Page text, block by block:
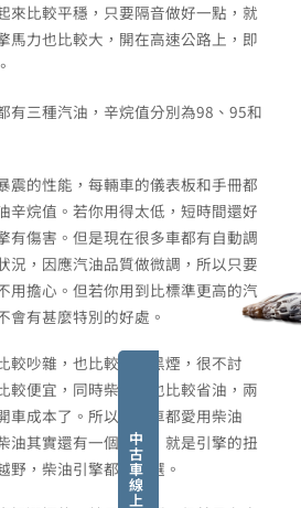
中
古
車
線
上
來比較平穩，只要隔音做好一點，就
馬力也比較大，開在高速公路上，即
有三種汽油，辛烷值分別為98、95和
震的性能，每輛車的儀表板和手冊都
辛烷值。若你用得太低，短時間還好
有傷害。但是現在很多車都有自動調
況，因應汽油品質做微調，所以只要
用擔心。但若你用到比標準更高的汽
會有甚麼特別的好處。
較吵雜，也比較會噴黑煙，很不討
較便宜，同時柴油車也比較省油，兩
車成本了。所以商用車都愛用柴油
油其實還有一個優點，就是引擎的扭
野，柴油引擎都是上選。